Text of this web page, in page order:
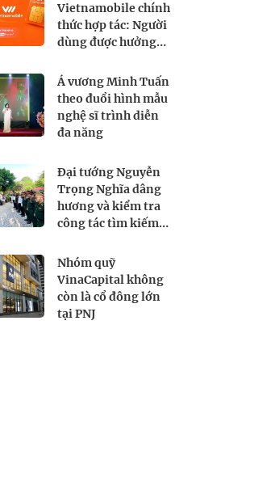
Vietnamobile chính
thức hợp tác: Người
dùng được hưởng
Á vương Minh Tuấn
theo đuổi hình mẫu
nghệ sĩ trình diễn
đa năng
Đại tướng Nguyễn
Trọng Nghĩa dâng
hương và kiểm tra
công tác tìm kiếm,
sĩ tại Công viên Lê
Thị Riêng
Nhóm quỹ
VinaCapital không
còn là cổ đông lớn
tại PNJ